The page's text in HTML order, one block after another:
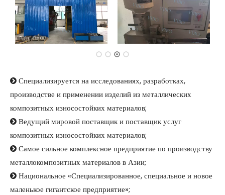
 Специализируется на исследованиях, разработках,
производстве и применении изделий из металлических
композитных износостойких материалов;
 Ведущий мировой поставщик и поставщик услуг
композитных износостойких материалов;
 Самое сильное комплексное предприятие по производству
металлокомпозитных материалов в Азии;
 Национальное «Специализированное, специальное и новое
маленькое гигантское предприятие»;